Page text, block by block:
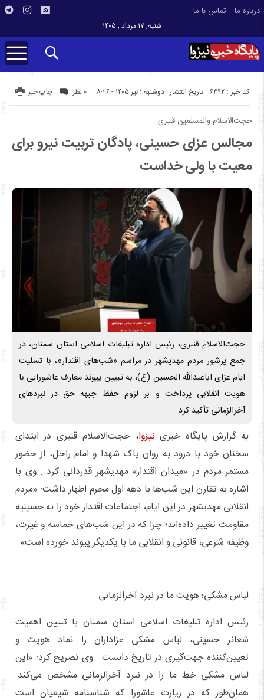
درباره ما تماس با ما
شنبه, ۱۷ مرداد , ۱۴۰۵
تاریخ انتشار : دوشنبه ۱ تیر ۱۴۰۵ - ۸:۲۶ کد خبر : 6492 چاپ خبر ۰ نظر
حجت‌الاسلام والمسلمین قنبری:
مجالس عزای حسینی، پادگان تربیت نیرو برای
معیت با ولی خداست
حجت‌الاسلام قنبری، رئیس اداره تبلیغات اسلامی استان سمنان، در
جمع پرشور مردم مهدیشهر در مراسم «شب‌های اقتدار»، با تسلیت
ایام عزای اباعبدالله الحسین (ع)، به تبیین پیوند معارف عاشورایی با
هویت انقلابی پرداخت و بر لزوم حفظ جبهه حق در نبردهای
آخرالزمانی تأکید کرد.
به گزارش پایگاه خبرینیزوا، حجت‌الاسلام قنبری در ابتدای
سخنان خود با درود به روان پاک شهدا و امام راحل، از حضور
مستمر مردم در «میدان اقتدار» مهدیشهر قدردانی کرد . وی با
اشاره به تقارن این شب‌ها با دهه اول محرم اظهار داشت: «مردم
انقلابی مهدیشهر در این ایام، اجتماعات اقتدار خود را به حسینیه
مقاومت تغییر داده‌اند؛ چرا که در این شب‌های حماسه و غیرت،
وظیفه شرعی، قانونی و انقلابی ما با یکدیگر پیوند خورده است».
لباس مشکی؛ هویت ما در نبرد آخرالزمانی
رئیس اداره تبلیغات اسلامی استان سمنان با تبیین اهمیت
شعائر حسینی، لباس مشکی عزاداران را نماد هویت و
تعیین‌کننده جهت‌گیری در تاریخ دانست . وی تصریح کرد: «این
لباس مشکی خط ما را در نبرد آخرالزمانی مشخص می‌کند.
همان‌طور که در زیارت عاشورا که شناسنامه شیعیان است